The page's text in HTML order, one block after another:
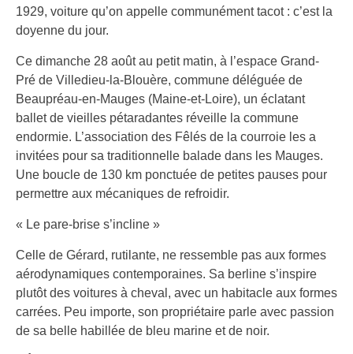
1929, voiture qu’on appelle communément tacot : c’est la
doyenne du jour.
Ce dimanche 28 août au petit matin, à l’espace Grand-
Pré de Villedieu-la-Blouère, commune déléguée de
Beaupréau-en-Mauges (Maine-et-Loire), un éclatant
ballet de vieilles pétaradantes réveille la commune
endormie. L’association des Fêlés de la courroie les a
invitées pour sa traditionnelle balade dans les Mauges.
Une boucle de 130 km ponctuée de petites pauses pour
permettre aux mécaniques de refroidir.
« Le pare-brise s’incline »
Celle de Gérard, rutilante, ne ressemble pas aux formes
aérodynamiques contemporaines. Sa berline s’inspire
plutôt des voitures à cheval, avec un habitacle aux formes
carrées. Peu importe, son propriétaire parle avec passion
de sa belle habillée de bleu marine et de noir.